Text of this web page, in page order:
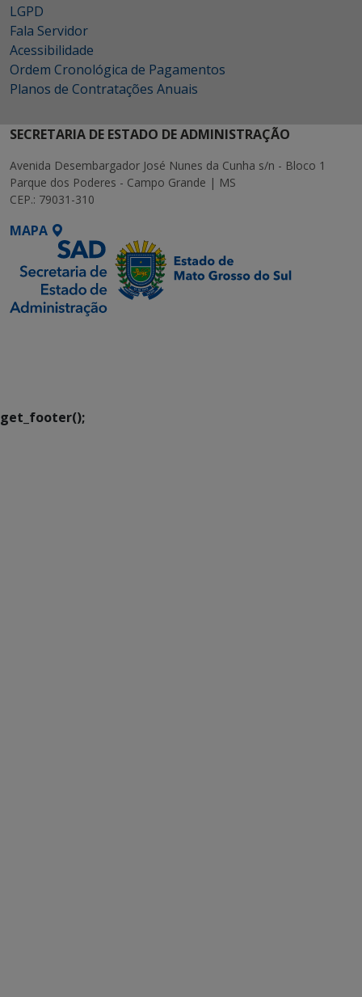
LGPD
Fala Servidor
Acessibilidade
Ordem Cronológica de Pagamentos
Planos de Contratações Anuais
SECRETARIA DE ESTADO DE ADMINISTRAÇÃO
Avenida Desembargador José Nunes da Cunha s/n - Bloco 1
Parque dos Poderes - Campo Grande | MS
CEP.: 79031-310
MAPA
get_footer();